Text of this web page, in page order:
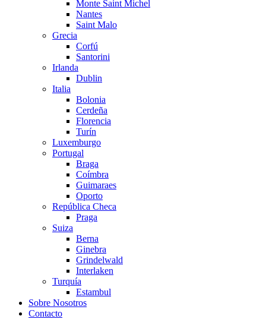
Monte Saint Michel
Nantes
Saint Malo
Grecia
Corfú
Santorini
Irlanda
Dublin
Italia
Bolonia
Cerdeña
Florencia
Turín
Luxemburgo
Portugal
Braga
Coímbra
Guimaraes
Oporto
República Checa
Praga
Suiza
Berna
Ginebra
Grindelwald
Interlaken
Turquía
Estambul
Sobre Nosotros
Contacto